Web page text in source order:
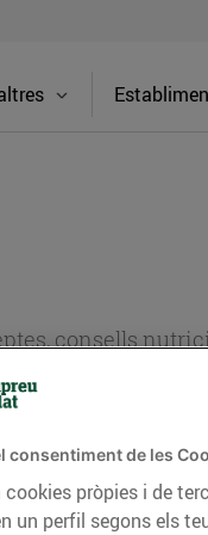
consells
CONSELLS I
consentiment de les
pròpies i de
un perfil segons els